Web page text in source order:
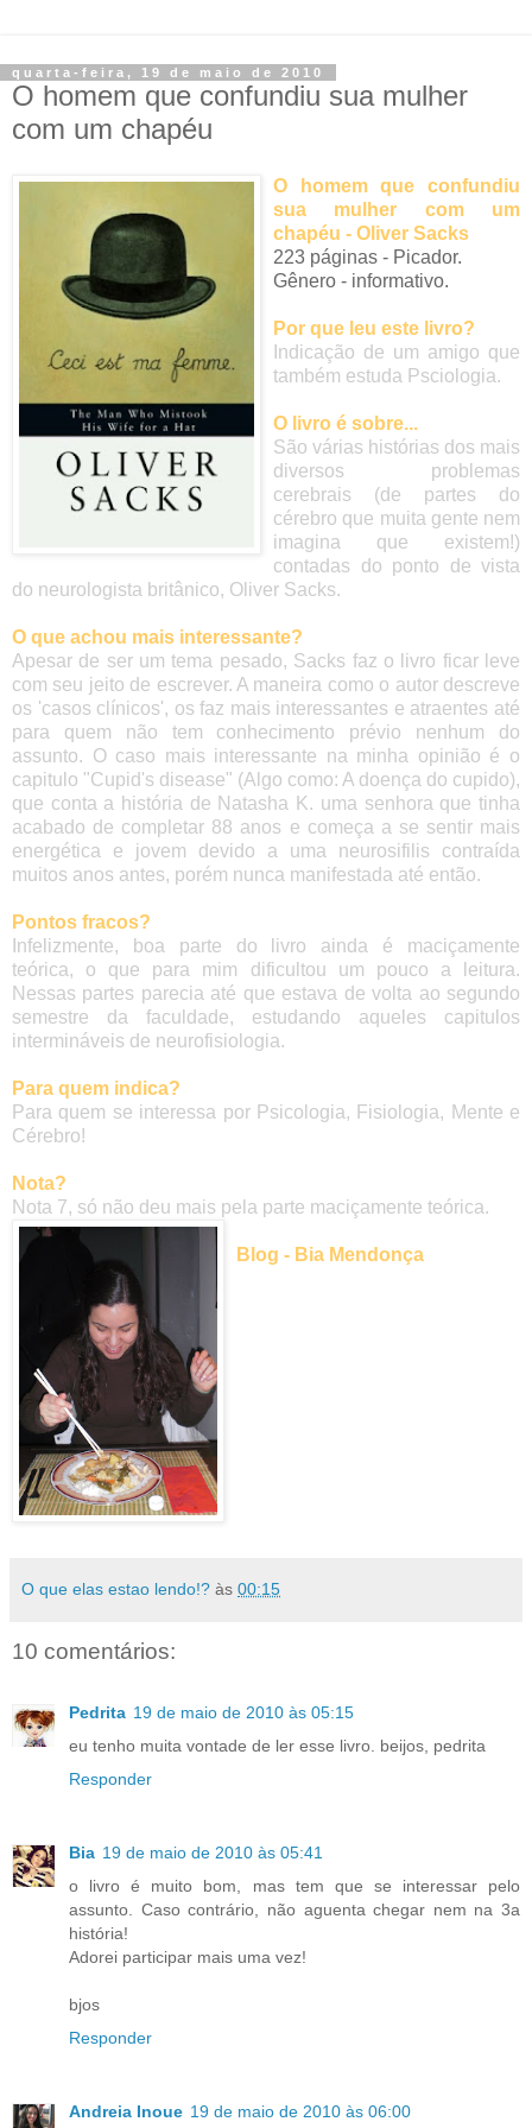
quarta-feira, 19 de maio de 2010
O homem que confundiu sua mulher
com um chapéu
O homem que confundiu
sua mulher com um
chapéu - Oliver Sacks
223 páginas - Picador.
Gênero - informativo.
Por que leu este livro?
Indicação de um amigo que
também estuda Psciologia.
O livro é sobre...
São várias histórias dos mais
diversos problemas
cerebrais (de partes do
cérebro que muita gente nem
imagina que existem!)
contadas do ponto de vista
do neurologista britânico, Oliver Sacks.
O que achou mais interessante?
Apesar de ser um tema pesado, Sacks faz o livro ficar leve
com seu jeito de escrever. A maneira como o autor descreve
os 'casos clínicos', os faz mais interessantes e atraentes até
para quem não tem conhecimento prévio nenhum do
assunto. O caso mais interessante na minha opinião é o
capitulo "Cupid's disease" (Algo como: A doença do cupido),
que conta a história de Natasha K. uma senhora que tinha
acabado de completar 88 anos e começa a se sentir mais
energética e jovem devido a uma neurosifilis contraída
muitos anos antes, porém nunca manifestada até então.
Pontos fracos?
Infelizmente, boa parte do livro ainda é maciçamente
teórica, o que para mim dificultou um pouco a leitura.
Nessas partes parecia até que estava de volta ao segundo
semestre da faculdade, estudando aqueles capitulos
intermináveis de neurofisiologia.
Para quem indica?
Para quem se interessa por Psicologia, Fisiologia, Mente e
Cérebro!
Nota?
Nota 7, só não deu mais pela parte maciçamente teórica.
Blog - Bia Mendonça
O que elas estao lendo!? às 00:15
10 comentários:
Pedrita 19 de maio de 2010 às 05:15
eu tenho muita vontade de ler esse livro. beijos, pedrita
Responder
Bia 19 de maio de 2010 às 05:41
o livro é muito bom, mas tem que se interessar pelo
assunto. Caso contrário, não aguenta chegar nem na 3a
história!
Adorei participar mais uma vez!
bjos
Responder
Andreia Inoue 19 de maio de 2010 às 06:00